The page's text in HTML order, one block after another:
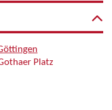
Platz